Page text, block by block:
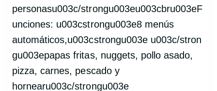
personasu003c/strongu003eu003cbru003eF
unciones: u003cstrongu003e8 menús
automáticos,u003cstrongu003e u003c/stron
gu003epapas fritas, nuggets, pollo asado,
pizza, carnes, pescado y
hornearu003c/strongu003e